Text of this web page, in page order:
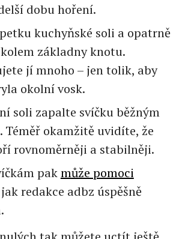
dobu hoření.
kuchyňské soli a opatrně
základny knotu.
jí mnoho – jen tolik, aby
okolní vosk.
soli zapalte svíčku běžným
Téměř okamžitě uvidíte, že
rovnoměrněji a stabilněji.
pakmůže pomoci
redakce adbz úspěšně